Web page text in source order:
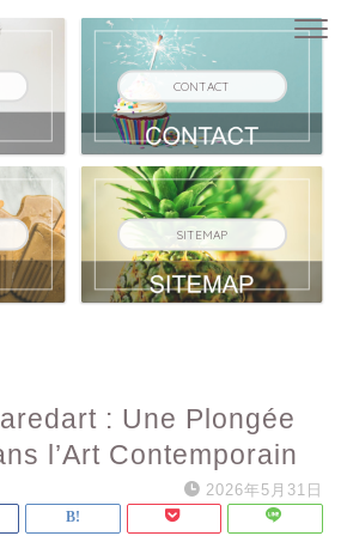
CONTACT
SITEMAP
: Une Plongée
l’Art Contemporain
2026年5月31日